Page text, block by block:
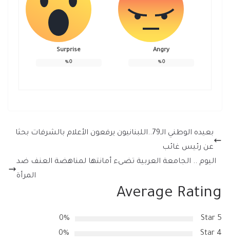
Angry
0
%
Surprise
0
%
بعيده الوطني الـ79..اللبنانيون يرفعون الأعلام بالشرفات بحثا
عن رئيس غائب
اليوم .. الجامعة العربية تضىء أمانتها لمناهضة العنف ضد
المرأة
Average Rating
5 Star
0%
4 Star
0%